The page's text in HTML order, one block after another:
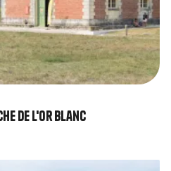
de l'or blanc